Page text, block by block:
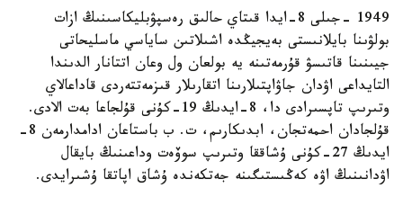
1949 -جىلى 8-ايدا قىتاي حالىق رەسپۋبليكاسىنىڭ ازات
بولۋىنا بايلانىستى بەيجيڭدە اشىلاتىن ساياسي ماسليحاتى
جيىنىنا قاتىسۋ قۇرمەتىنە يە بولعان ول وعان اتتانار الدىندا
التايداعى اۋدان جاۋاپتىلارىنا اتقارىلار قىزمەتتەردى قاداعالاي
وتىرىپ تاپسىرادى دا، 8-ايدىڭ 19-كۇنى قۇلجاعا بەت الادى.
قۇلجادان احمەتجان، ابدىكارىم، ت. ب باستاعان ادامدارمەن 8-
ايدىڭ 27-كۇنى ۇشاققا وتىرىپ سوۆەت وداعىنىڭ بايقال
اۋدانىنىڭ اۋە كەڭىستىگىنە جەتكەندە ۇشاق اپاتقا ۇشىرايدى.